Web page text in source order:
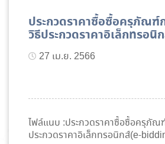
ประกวดราคาซื้อซื้อครุภัณฑ์
วิธีประกวดราคาอิเล็กทรอ
27 เม.ย. 2566
ไฟล์แนบ :ประกวดราคาซื้อซื้อครุภัณ
ประกวดราคาอิเล็กทรอนิกส์(e-